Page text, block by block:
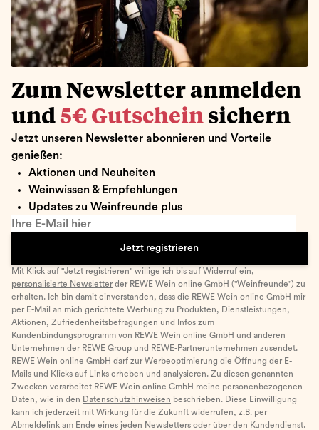
Zum Newsletter anmelden
und 5€ Gutschein sichern
Jetzt unseren Newsletter abonnieren und Vorteile
genießen:
Aktionen und Neuheiten
Weinwissen & Empfehlungen
Updates zu Weinfreunde plus
Ihre E-Mail hier
Jetzt registrieren
Mit Klick auf "Jetzt registrieren" willige ich bis auf Widerruf ein,
personalisierte Newsletter der REWE Wein online GmbH ("Weinfreunde") zu
erhalten. Ich bin damit einverstanden, dass die REWE Wein online GmbH mir
per E-Mail an mich gerichtete Werbung zu Produkten, Dienstleistungen,
Aktionen, Zufriedenheitsbefragungen und Infos zum
Kundenbindungsprogramm von REWE Wein online GmbH und anderen
Unternehmen der REWE Group und REWE-Partnerunternehmen zusendet.
REWE Wein online GmbH darf zur Werbeoptimierung die Öffnung der E-
Mails und Klicks auf Links erheben und analysieren. Zu diesen genannten
Zwecken verarbeitet REWE Wein online GmbH meine personenbezogenen
Daten, wie in den Datenschutzhinweisen beschrieben. Diese Einwilligung
kann ich jederzeit mit Wirkung für die Zukunft widerrufen, z.B. per
Abmeldelink am Ende eines jeden Newsletters oder über den Kundendienst.